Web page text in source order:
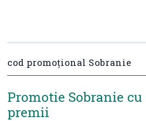
cod promoțional Sobranie
Promotie Sobranie
premii